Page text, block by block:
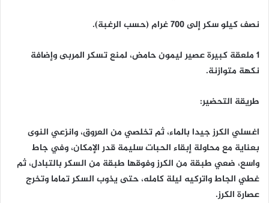
نصف كيلو سكر إلى 700 غرام (حسب الرغبة).
1 ملعقة كبيرة عصير ليمون حامض، لمنع تسكر المربى وإضافة
نكهة متوازنة.
طريقة التحضير:
اغسلي الكرز جيدا بالماء، ثم تخلصي من العروق، وانزعي النوى
بعناية مع محاولة إبقاء الحبات سليمة قدر الإمكان، وفي جاط
واسع، ضعي طبقة من الكرز وفوقها طبقة من السكر بالتبادل، ثم
غطي الجاط واتركيه ليلة كامله، حتى يذوب السكر تماما وتخرج
عصارة الكرز.